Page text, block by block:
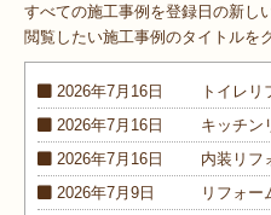
すべての施工事例を登録日の新し
閲覧したい施工事例のタイトルを
2026年7月16日 トイレ リ
2026年7月16日
キッチン
2026年7月16日
内装 リフ
2026年7月9日
リフォー